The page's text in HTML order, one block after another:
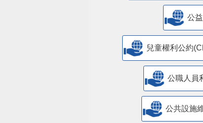
公
兒童權利公約
公職人員
公共設施